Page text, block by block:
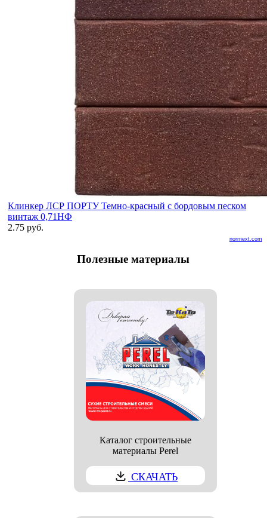
Клинкер ЛСР ПОРТУ Темно-красный с бордовым песком
винтаж 0,71НФ
2.75 руб.
norrnext.com
Полезные материалы
Каталог строительные
материалы Perel
СКАЧАТЬ